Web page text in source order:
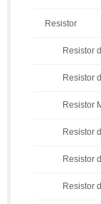
Resistor
Resistor
Resistor
Resistor
Resistor
Resistor
Resistor